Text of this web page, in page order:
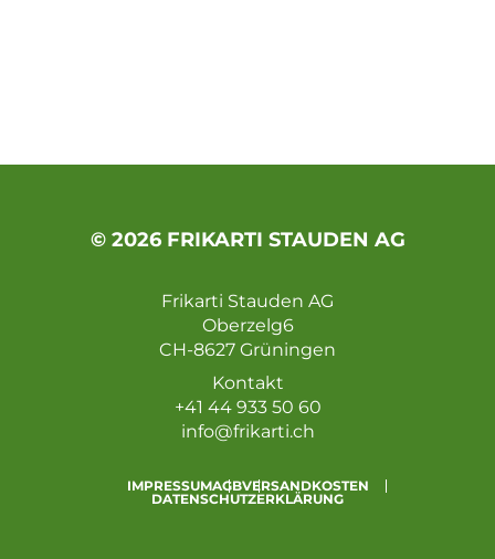
© 2026 FRIKARTI STAUDEN AG
Frikarti Stauden AG
Oberzelg6
CH-8627 Grüningen
Kontakt
+41 44 933 50 60
info@frikarti.ch
IMPRESSUMAGBVERSANDKOSTEN
DATENSCHUTZERKLÄRUNG